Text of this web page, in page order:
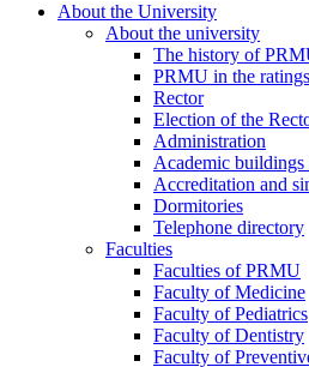
About the University
About the university
The history of
PRMU in the ratings
Rector
Election of the
Administration
Academic buildings
Accreditation and
Dormitories
Telephone directory
Faculties
Faculties of PRMU
Faculty of Medicine
Faculty of Pediatrics
Faculty of Dentistry
Faculty of